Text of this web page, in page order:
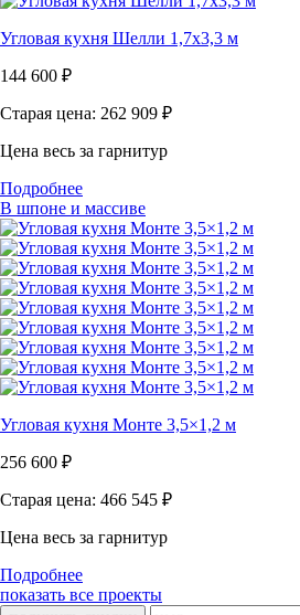
Угловая кухня Шелли 1,7х3,3 м
144 600 ₽
Старая цена: 262 909 ₽
Цена весь за гарнитур
Подробнее
В шпоне и массиве
Угловая кухня Монте 3,5×1,2 м
256 600 ₽
Старая цена: 466 545 ₽
Цена весь за гарнитур
Подробнее
показать все проекты